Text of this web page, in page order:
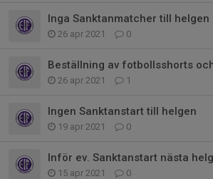
Inga Sanktanmatcher till helgen
26 apr 2021 0
Beställning av fotbollsshorts
26 apr 2021 1
Ingen Sanktanstart till helgen
19 apr 2021 0
Inför ev. Sanktanstart nästa helg
15 apr 2021 0